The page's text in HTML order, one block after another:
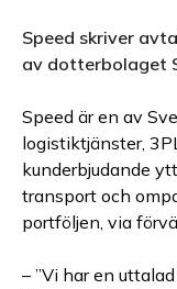
Speed skriver
av dotterbolaget
Speed är en av
logistiktjänster,
kunderbjudande
transport och
portföljen, via
– ”Vi har en